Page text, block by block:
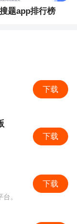
机上的视频加
那这是你手机里
理相机的软件，
能看到别人分享
和性能增强，
题app排行榜
下载
下载
下载
。